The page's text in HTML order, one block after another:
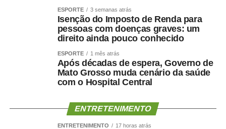
ESPORTE 3 semanas atrás
Isenção do Imposto de Renda para
pessoas com doenças graves: um
direito ainda pouco conhecido
ESPORTE 1 mês atrás
Após décadas de espera, Governo de
Mato Grosso muda cenário da saúde
com o Hospital Central
ENTRETENIMENTO
ENTRETENIMENTO 17 horas atrás